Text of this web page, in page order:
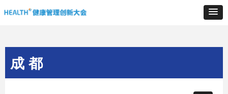
成 都